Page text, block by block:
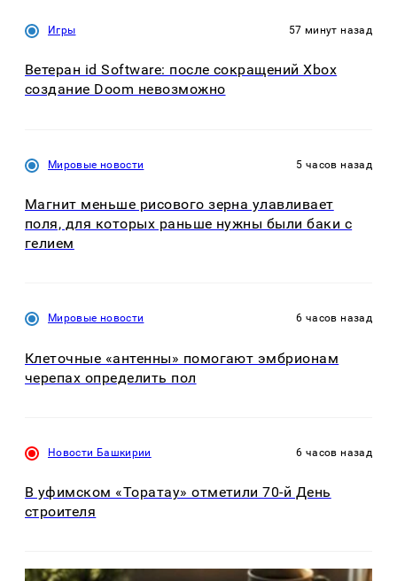
Игры 57 минут назад
Ветеран id Software: после сокращений Xbox
создание Doom невозможно
Мировые новости 5 часов назад
Магнит меньше рисового зерна улавливает
поля, для которых раньше нужны были баки с
гелием
Мировые новости 6 часов назад
Клеточные «антенны» помогают эмбрионам
черепах определить пол
Новости Башкирии 6 часов назад
В уфимском «Торатау» отметили 70-й День
строителя